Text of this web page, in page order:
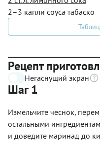
2–3 капли соуса табаско
Рецепт
Негаснущий экран
Шаг 1
Измельчите чеснок,
остальными
и доведите маринад до